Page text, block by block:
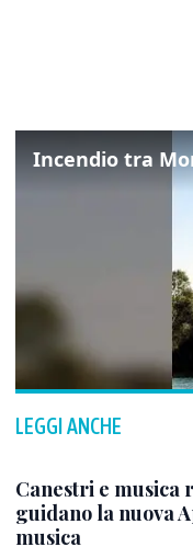
LEGGI ANCHE
Canestri e musica
guidano la nuova
musica